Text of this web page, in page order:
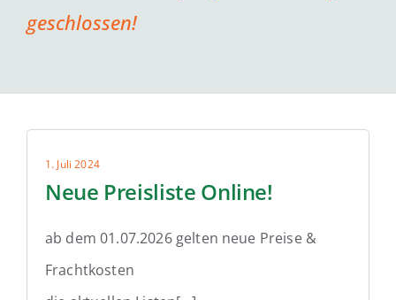
geschlossen!
1. Juli 2024
Neue Preisliste Online!
ab dem 01.07.2026 gelten neue Preise &
Frachtkosten